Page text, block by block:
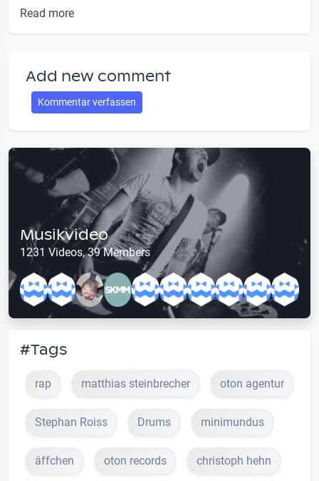
Read more
Add new comment
Kommentar verfassen
Musikvideo
1231 Videos, 39 Members
#Tags
rap matthias steinbrecher oton agentur
Stephan Roiss Drums minimundus
äffchen oton records christoph hehn